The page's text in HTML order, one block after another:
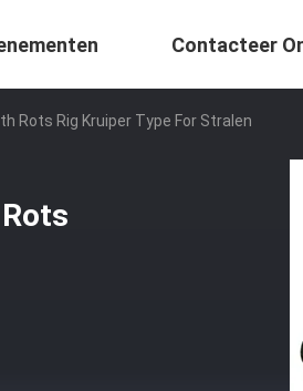
Contacteer
Rots Rig Kruiper Type For Stralen